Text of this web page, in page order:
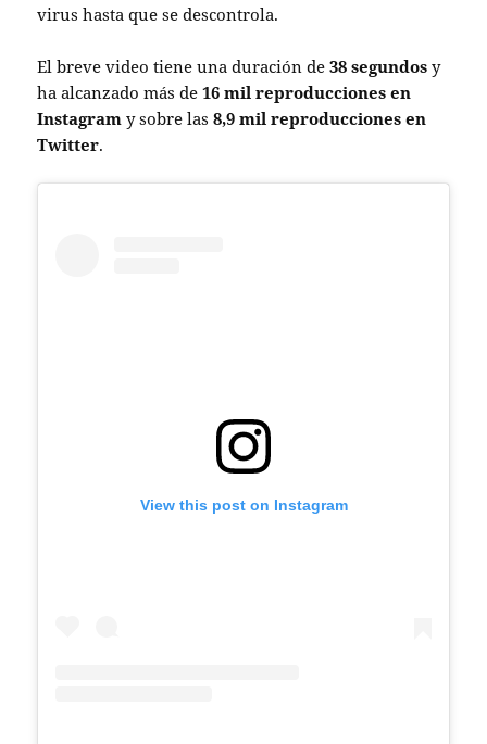
virus hasta que se descontrola.
El breve video tiene una duración de38 segundos y
ha alcanzado más de16 mil reproducciones en
Instagram y sobre las8,9 mil reproducciones en
Twitter.
View this post on Instagram